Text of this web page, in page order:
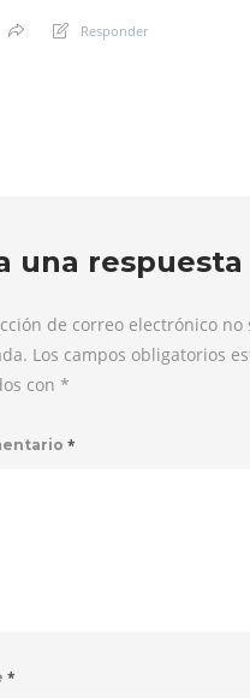
Responder
una respuesta
de correo electrónico no
Los campos obligatorios
con *
*
*